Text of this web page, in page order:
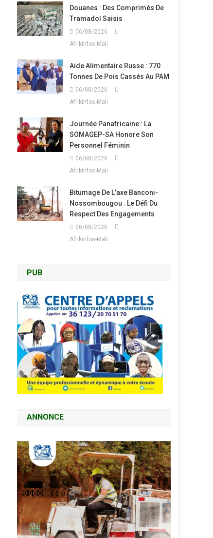
Douanes : Des Comprimés De
Tramadol Saisis
06/08/2026
Afrikinfos-Mali
Aide Alimentaire Russe : 770
Tonnes De Pois Cassés Au PAM
06/08/2026
Afrikinfos-Mali
Journée Panafricaine : La
SOMAGEP-SA Honore Son
Personnel Féminin
06/08/2026
Afrikinfos-Mali
Bitumage De L’axe Banconi-
Nossombougou : Le Défi Du
Respect Des Engagements
06/08/2026
Afrikinfos-Mali
PUB
ANNONCE